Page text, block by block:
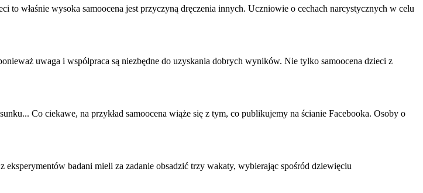
to właśnie wysoka samoocena jest przyczyną dręczenia innych. Uczniowie o cechach narcystycznych w celu
uwaga i współpraca są niezbędne do uzyskania dobrych wyników. Nie tylko samoocena dzieci z
Co ciekawe, na przykład samoocena wiąże się z tym, co publikujemy na ścianie Facebooka. Osoby o
eksperymentów badani mieli za zadanie obsadzić trzy wakaty, wybierając spośród dziewięciu